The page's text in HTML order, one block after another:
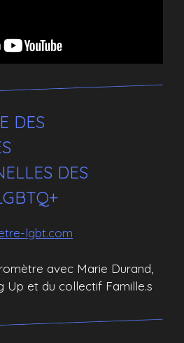
DES
DES
lgbt.com
avec Marie Durand,
Up et du collectif Famille.s